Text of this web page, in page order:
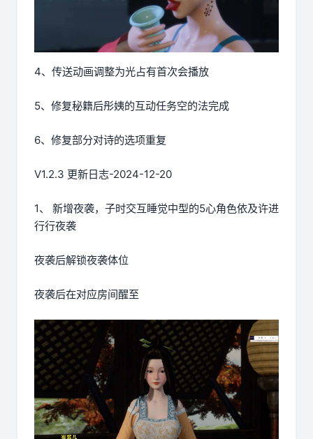
4、传送动画调整为光占有首次会播放
5、修复秘籍后彤姨的互动任务空的法完成
6、修复部分对诗的选项重复
V1.2.3 更新日志-2024-12-20
1、 新增夜袭，子时交互睡觉中型的5心角色依及许进
行行夜袭
夜袭后解锁夜袭体位
夜袭后在对应房间醒至